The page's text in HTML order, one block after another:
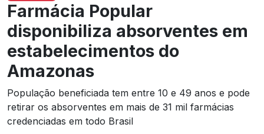
Farmácia Popular
disponibiliza absorventes em
estabelecimentos do
Amazonas
População beneficiada tem entre 10 e 49 anos e pode
retirar os absorventes em mais de 31 mil farmácias
credenciadas em todo Brasil